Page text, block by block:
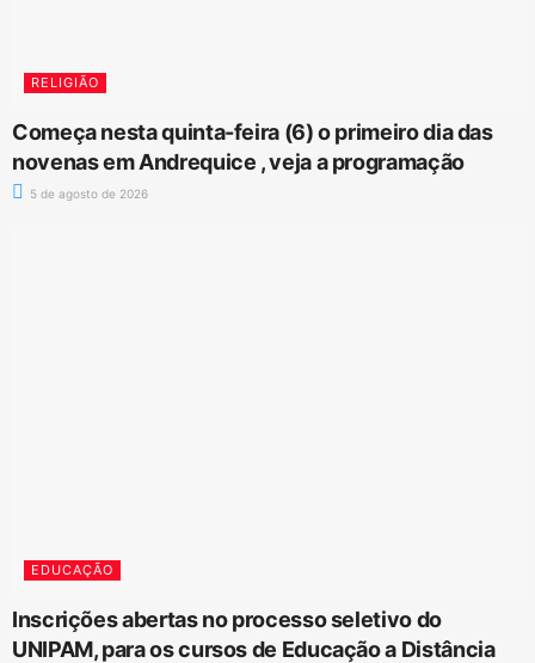
RELIGIÃO
Começa nesta quinta-feira (6) o primeiro dia das
novenas em Andrequice , veja a programação
5 de agosto de 2026
EDUCAÇÃO
Inscrições abertas no processo seletivo do
UNIPAM, para os cursos de Educação a Distância